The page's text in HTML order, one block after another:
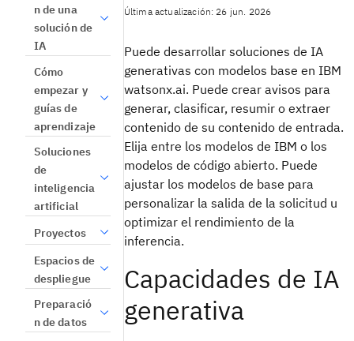
n de una
solución de
IA
Cómo
empezar y
guías de
aprendizaje
Soluciones
de
inteligencia
artificial
Proyectos
Espacios de
despliegue
Preparació
n de datos
Última actualización: 26 jun. 2026
Puede desarrollar soluciones de IA
generativas con modelos base en IBM
watsonx.ai. Puede crear avisos para
generar, clasificar, resumir o extraer
contenido de su contenido de entrada.
Elija entre los modelos de IBM o los
modelos de código abierto. Puede
ajustar los modelos de base para
personalizar la salida de la solicitud u
optimizar el rendimiento de la
inferencia.
Capacidades de IA
generativa